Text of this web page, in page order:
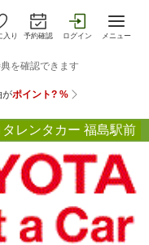
入り 予約確認 ログイン メニュー
タレンタカー 福島駅前